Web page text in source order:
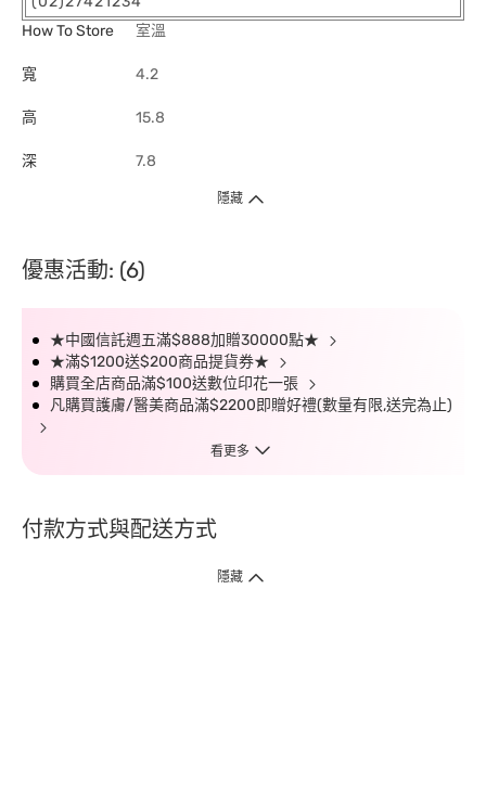
How To Store
室溫
寬 4.2
高 15.8
深 7.8
隱藏
優惠活動: (6)
★中國信託週五滿$888加贈30000點★
★滿$1200送$200商品提貨券★
購買全店商品滿$100送數位印花一張
凡購買護膚/醫美商品滿$2200即贈好禮(數量有限,送完為止)
看更多
付款方式與配送方式
隱藏